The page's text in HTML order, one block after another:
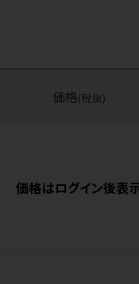
価格(税抜)
価格はログイン後表